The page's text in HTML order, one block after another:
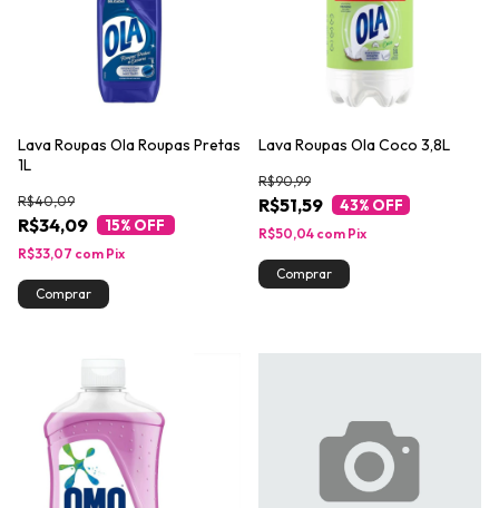
Lava Roupas Ola Roupas Pretas
1L
R$34,09
R$40,09
15% OFF
R$33,07 com Pix
Lava Roupas Ola Coco 3,8L
R$51,59
R$90,99
43% OFF
R$50,04 com Pix